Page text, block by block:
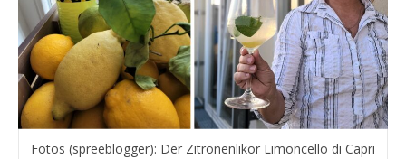
Fotos (spreeblogger): Der Zitronenlikör Limoncello di Capri